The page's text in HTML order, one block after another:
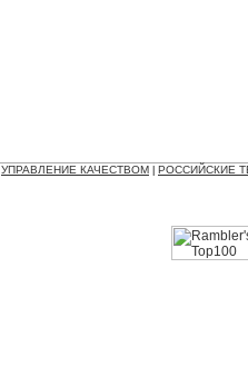
УПРАВЛЕНИЕ КАЧЕСТВОМ РОССИЙСКИЕ